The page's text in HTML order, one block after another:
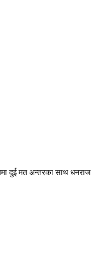
दुई मत अन्तरका साथ धनराज